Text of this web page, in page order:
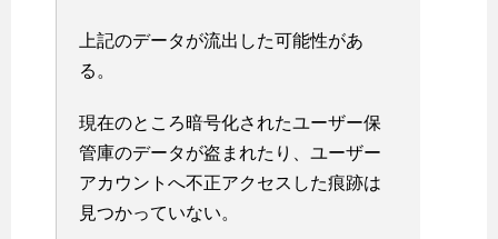
上記のデータが流出した可能性があ
る。
現在のところ暗号化されたユーザー保
管庫のデータが盗まれたり、ユーザー
アカウントへ不正アクセスした痕跡は
見つかっていない。